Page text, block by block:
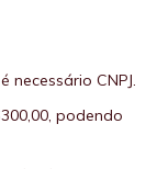
necessário CNPJ.
podendo